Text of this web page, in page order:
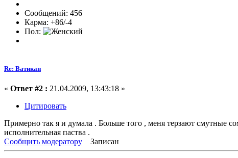
Сообщений: 456
Карма: +86/-4
Пол:
Re: Ватикан
« Ответ #2 : 21.04.2009, 13:43:18 »
Цитировать
Примерно так я и думала . Больше того , меня терзают смутные
исполнительная паства .
Сообщить модератору
Записан